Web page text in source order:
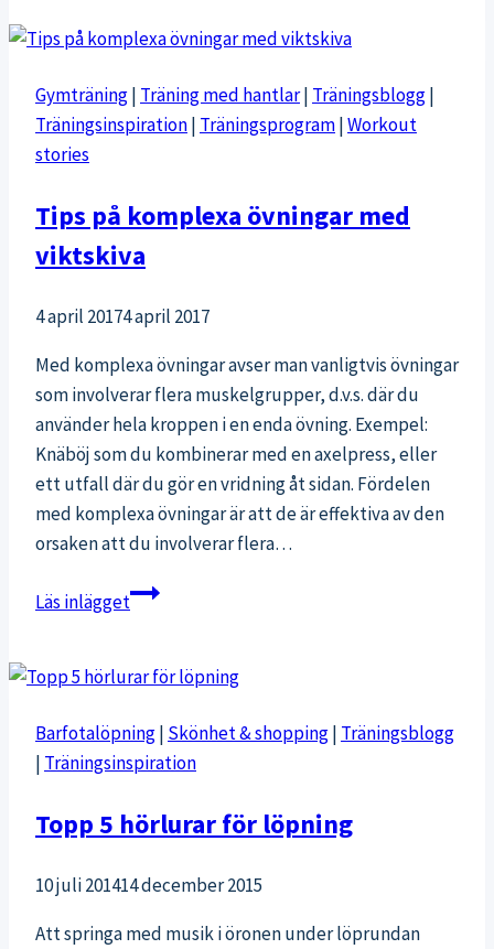
bränna
Gymträning| Träning med hantlar| Träningsblogg|
Träningsinspiration| Träningsprogram|Workout
stories
Tips på komplexa övningar med
viktskiva
4 april 20174 april 2017
Med komplexa övningar avser man vanligtvis övningar
som involverar flera muskelgrupper, d.v.s. där du
använder hela kroppen i en enda övning. Exempel:
Knäböj som du kombinerar med en axelpress, eller
ett utfall där du gör en vridning åt sidan. Fördelen
med komplexa övningar är att de är effektiva av den
orsaken att du involverar flera…
Läs inläggetTips
övningar
viktskiva
Barfotalöpning| Skönhet & shopping| Träningsblogg
| Träningsinspiration
Topp 5 hörlurar för löpning
10 juli 201414 december 2015
Att springa med musik i öronen under löprundan